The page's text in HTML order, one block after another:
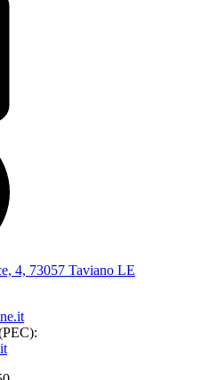
4, 73057 Taviano LE